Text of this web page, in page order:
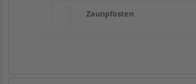
Zaunpfosten